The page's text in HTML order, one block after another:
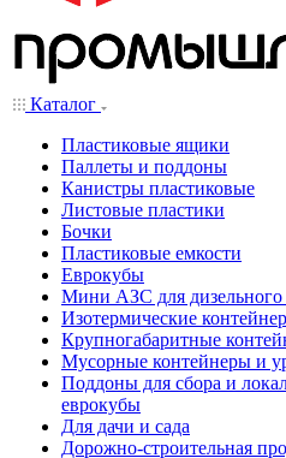
Каталог
Пластиковые ящики
Паллеты и поддоны
Канистры пластиковые
Листовые пластики
Бочки
Пластиковые емкости
Еврокубы
Мини АЗС для дизельного
Изотермические
Крупногабаритные
Мусорные контейнеры и
Поддоны для сбора и
еврокубы
Для дачи и сада
Дорожно-строительная